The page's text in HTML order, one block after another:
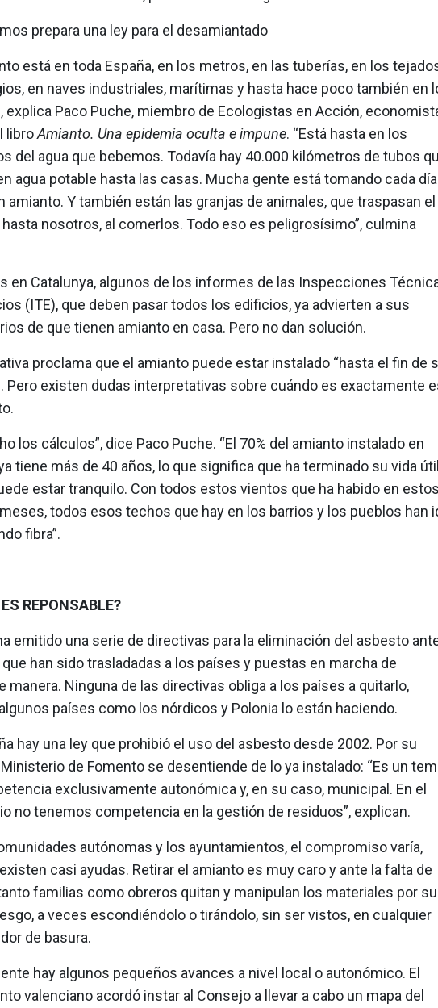
prepara una ley para el desamiantado
está en toda España, en los metros, en las tuberías, en los
en naves industriales, marítimas y hasta hace poco también en
explica Paco Puche, miembro de Ecologistas en Acción,
libroAmianto. Una epidemia oculta e impune. “Está hasta en los
del agua que bebemos. Todavía hay 40.000 kilómetros de tubos
agua potable hasta las casas. Mucha gente está tomando cada día
amianto. Y también están las granjas de animales, que traspasan el
nosotros, al comerlos. Todo eso es peligrosísimo”, culmina
en Catalunya, algunos de los informes de las Inspecciones
(ITE), que deben pasar todos los edificios, ya advierten a sus
de que tienen amianto en casa. Pero no dan solución.
proclama que el amianto puede estar instalado “hasta el fin de
Pero existen dudas interpretativas sobre cuándo es exactamente
los cálculos”, dice Paco Puche. “El 70% del amianto instalado en
tiene más de 40 años, lo que significa que ha terminado su vida
estar tranquilo. Con todos estos vientos que ha habido en estos
todos esos techos que hay en los barrios y los pueblos han
fibra”.
REPONSABLE?
emitido una serie de directivas para la eliminación del asbesto
han sido trasladadas a los países y puestas en marcha de
manera. Ninguna de las directivas obliga a los países a quitarlo,
países como los nórdicos y Polonia lo están haciendo.
hay una ley que prohibió el uso del asbesto desde 2002. Por su
de Fomento se desentiende de lo ya instalado: “Es un
exclusivamente autonómica y, en su caso, municipal. En el
no tenemos competencia en la gestión de residuos”, explican.
autónomas y los ayuntamientos, el compromiso varía,
casi ayudas. Retirar el amianto es muy caro y ante la falta de
familias como obreros quitan y manipulan los materiales por su
a veces escondiéndolo o tirándolo, sin ser vistos, en cualquier
de basura.
hay algunos pequeños avances a nivel local o autonómico. El
valenciano acordó instar al Consejo a llevar a cabo un mapa del